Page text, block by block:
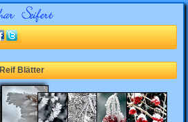
Reif Blätter